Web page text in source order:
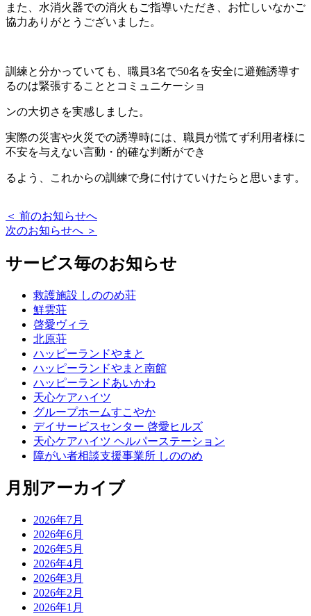
また、水消火器での消火もご指導いただき、お忙しいなかご
協力ありがとうございました。
訓練と分かっていても、職員3名で50名を安全に避難誘導す
るのは緊張することとコミュニケーショ
ンの大切さを実感しました。
実際の災害や火災での誘導時には、職員が慌てず利用者様に
不安を与えない言動・的確な判断ができ
るよう、これからの訓練で身に付けていけたらと思います。
＜ 前のお知らせへ
次のお知らせへ ＞
サービス毎のお知らせ
救護施設 しののめ荘
鮮雲荘
啓愛ヴィラ
北原荘
ハッピーランドやまと
ハッピーランドやまと南館
ハッピーランドあいかわ
天心ケアハイツ
グループホームすこやか
デイサービスセンター 啓愛ヒルズ
天心ケアハイツ ヘルパーステーション
障がい者相談支援事業所 しののめ
月別アーカイブ
2026年7月
2026年6月
2026年5月
2026年4月
2026年3月
2026年2月
2026年1月